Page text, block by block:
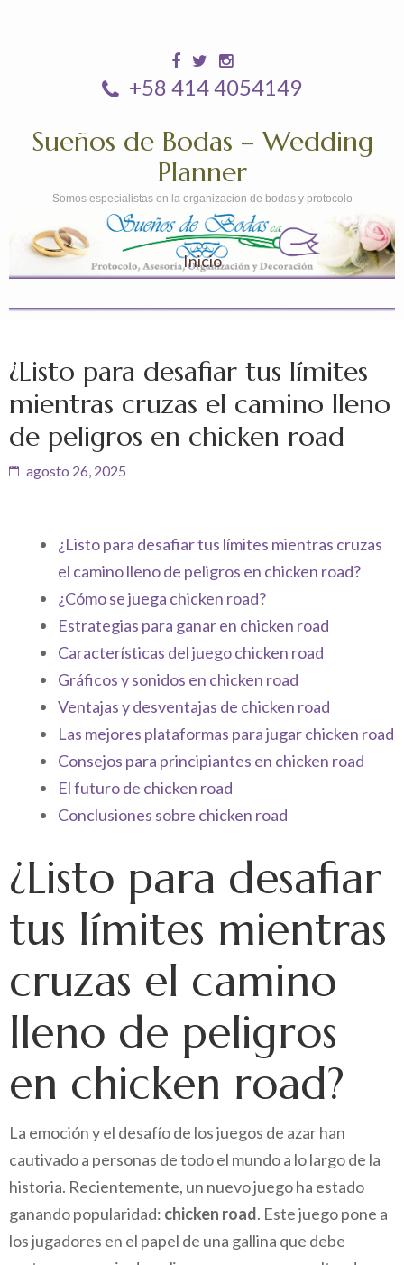
+58 414 4054149
Sueños de Bodas – Wedding
Planner
Somos especialistas en la organizacion de bodas y protocolo
Inicio
¿Listo para desafiar tus límites
mientras cruzas el camino lleno
de peligros en chicken road
agosto 26, 2025
¿Listo para desafiar tus límites mientras cruzas
el camino lleno de peligros en chicken road?
¿Cómo se juega chicken road?
Estrategias para ganar en chicken road
Características del juego chicken road
Gráficos y sonidos en chicken road
Ventajas y desventajas de chicken road
Las mejores plataformas para jugar chicken road
Consejos para principiantes en chicken road
El futuro de chicken road
Conclusiones sobre chicken road
¿Listo para desafiar
tus límites mientras
cruzas el camino
lleno de peligros
en chicken road?
La emoción y el desafío de los juegos de azar han
cautivado a personas de todo el mundo a lo largo de la
historia. Recientemente, un nuevo juego ha estado
ganando popularidad: chicken road. Este juego pone a
los jugadores en el papel de una gallina que debe